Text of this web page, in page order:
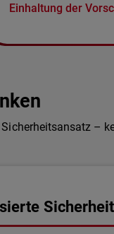
Einhaltung der
–
Sicherheit